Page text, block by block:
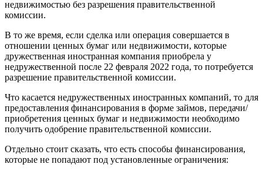
недвижимостью без разрешения правительственной
комиссии.
В то же время, если сделка или операция совершается в
отношении ценных бумаг или недвижимости, которые
дружественная иностранная компания приобрела у
недружественной после 22 февраля 2022 года, то потребуется
разрешение правительственной комиссии.
Что касается недружественных иностранных компаний, то для
предоставления финансирования в форме займов, передачи/
приобретения ценных бумаг и недвижимости необходимо
получить одобрение правительственной комиссии.
Отдельно стоит сказать, что есть способы финансирования,
которые не попадают под установленные ограничения: